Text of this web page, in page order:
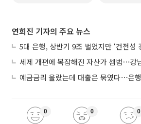
연희진 기자의 주요 뉴스
0 0 0